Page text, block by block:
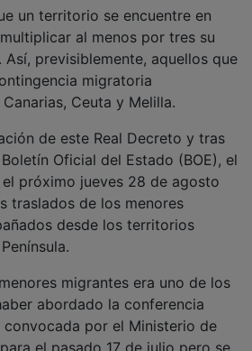
al menos por tres su
previsiblemente, aquellos que
migratoria
Ceuta y Melilla.
Oficial del Estado (BOE), el
próximo jueves 28 de agosto
traslados de los menores
desde los territorios
abordado la conferencia
por el Ministerio de
el pasado 17 de julio pero se